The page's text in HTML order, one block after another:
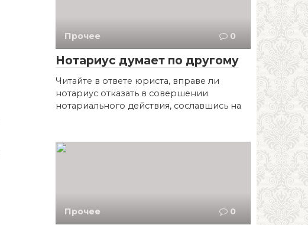
Прочее 0
Нотариус думает по другому
Читайте в ответе юриста, вправе ли
нотариус отказать в совершении
нотариального действия, сославшись на
Прочее 0